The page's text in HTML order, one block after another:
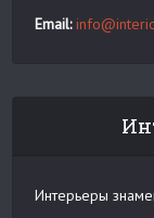
Email:
Интерьеры